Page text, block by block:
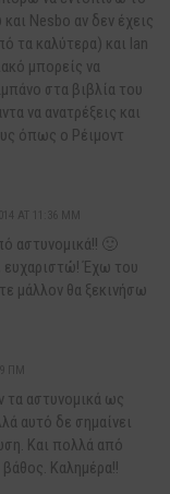
Nesbo αν δεν έχεις
τα καλύτερα) και Ian
μπορείς να
στα βιβλία του
να ανατρέξεις και
όπως ο Ρέιμοντ
αστυνομικά!! 🙂
Έχω του
μάλλον θα ξεκινήσω
τα αστυνομικά ως
αυτό δε σημαίνει
Και πολλά από
βάθος. Καλημέρα!!